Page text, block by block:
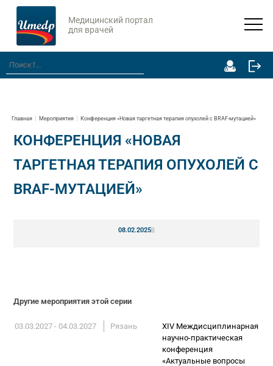
Медицинский портал
для врачей
Главная Мероприятия Конференция «Новая таргетная терапия опухолей с BRAF-мутацией»
КОНФЕРЕНЦИЯ «НОВАЯ
ТАРГЕТНАЯ ТЕРАПИЯ ОПУХОЛЕЙ С
BRAF-МУТАЦИЕЙ»
08.02.2025||
Другие мероприятия этой серии
03.03.2027 - 04.03.2027 Рязань
XIV Междисциплинарная
научно-практическая
конференция
«Актуальные вопросы